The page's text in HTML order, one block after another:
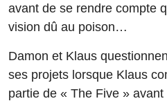
avant de se rendre compte
vision dû au poison…
Damon et Klaus
ses projets lorsque Klaus
partie de « The Five » avant